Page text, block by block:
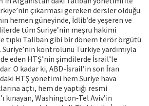
çıkarması gereken dersler olduğu
hemen güneyinde, İdlib’de yeşeren ve
tüm Suriye’nin meşru hakimi
tıpkı Taliban gibi bir dönem terör örgütü
kontrolünü Türkiye yardımıyla
eden HTŞ’nin şimdilerde İsrail’le
O kadar ki, ABD-İsrail’in son İran
HTŞ yönetimi hem Suriye hava
açtı, hem de yaptığı resmi
kınayan, Washington-Tel Aviv’in